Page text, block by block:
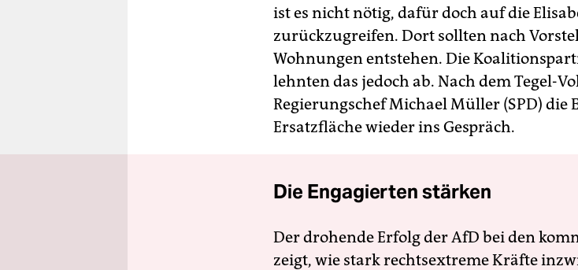
ist es nicht nötig, dafür doch auf die
zurückzugreifen. Dort sollten nach
Wohnungen entstehen. Die
lehnten das jedoch ab. Nach dem Tegel-
Regierungschef Michael Müller (SPD) die
Ersatzfläche wieder ins Gespräch.
Die Engagierten stärken
Der drohende Erfolg der AfD bei den
zeigt, wie stark rechtsextreme Kräfte